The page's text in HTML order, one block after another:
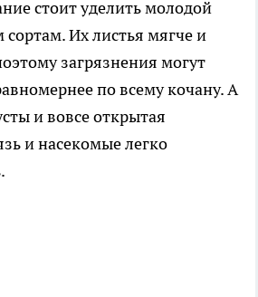
стоит уделить молодой
сортам. Их листья мягче и
загрязнения могут
по всему кочану. А
и вовсе открытая
и насекомые легко